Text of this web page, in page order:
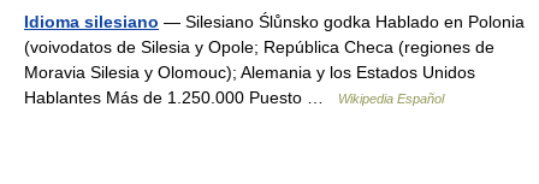
Idioma silesiano — Silesiano Ślůnsko godka Hablado en Polonia
(voivodatos de Silesia y Opole; República Checa (regiones de
Moravia Silesia y Olomouc); Alemania y los Estados Unidos
Hablantes Más de 1.250.000 Puesto …
Wikipedia Español